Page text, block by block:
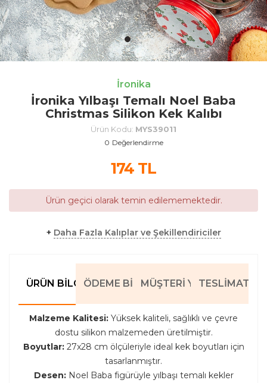
İronika
İronika Yılbaşı Temalı Noel Baba
Christmas Silikon Kek Kalıbı
Ürün Kodu: MYS39011
0 Değerlendirme
174 TL
Ürün geçici olarak temin edilememektedir.
+ Daha Fazla Kalıplar ve Şekillendiriciler
ÜRÜN BILGILERIÖDEME BILGILERIMÜŞTERI YORUMLARI
TESLIMAT
Malzeme Kalitesi: Yüksek kaliteli, sağlıklı ve çevre
dostu silikon malzemeden üretilmiştir.
Boyutlar:27x28 cm ölçüleriyle ideal kek boyutları için
tasarlanmıştır.
Desen:Noel Baba figürüyle yılbaşı temalı kekler